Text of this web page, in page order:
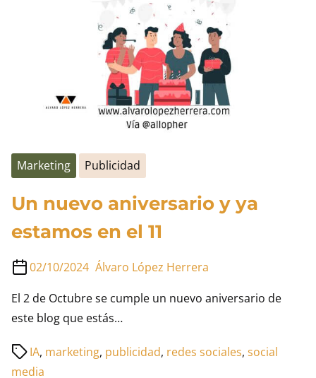
Marketing Publicidad
Un nuevo aniversario y ya
estamos en el 11
02/10/2024 Álvaro López Herrera
El 2 de Octubre se cumple un nuevo aniversario de
este blog que estás…
IA, marketing, publicidad, redes sociales, social
media
Tiempo
de